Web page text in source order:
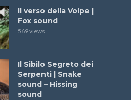
Il verso della Volpe |
Fox sound
569 views
Il Sibilo Segreto dei
Serpenti | Snake
sound – Hissing
sound